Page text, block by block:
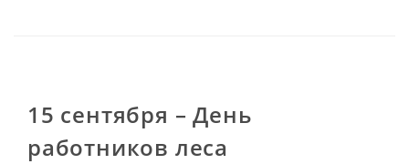
15 сентября – День
работников леса